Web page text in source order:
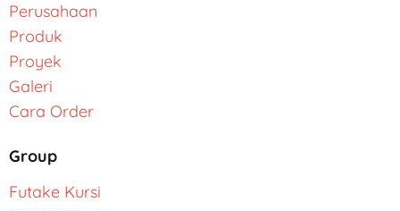
Perusahaan
Produk
Proyek
Galeri
Cara Order
Group
Futake Kursi